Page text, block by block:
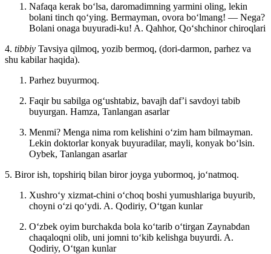
Nafaqa kerak boʻlsa, daromadimning yarmini oling, lekin
bolani tinch qoʻying. Bermayman, ovora boʻlmang! — Nega?
Bolani onaga buyuradi-ku! A. Qahhor, Qoʻshchinor chiroqlari
4. tibbiy Tavsiya qilmoq, yozib bermoq, (dori-darmon, parhez va
shu kabilar haqida).
Parhez buyurmoq.
Faqir bu sabilga ogʻushtabiz, bavajh dafʼi savdoyi tabib
buyurgan. Hamza, Tanlangan asarlar
Menmi? Menga nima rom kelishini oʻzim ham bilmayman.
Lekin doktorlar konyak buyuradilar, mayli, konyak boʻlsin.
Oybek, Tanlangan asarlar
5. Biror ish, topshiriq bilan biror joyga yubormoq, joʻnatmoq.
Xushroʻy xizmat-chini oʻchoq boshi yumushlariga buyurib,
choyni oʻzi qoʻydi. A. Qodiriy, Oʻtgan kunlar
Oʻzbek oyim burchakda bola koʻtarib oʻtirgan Zaynabdan
chaqaloqni olib, uni jomni toʻkib kelishga buyurdi. A.
Qodiriy, Oʻtgan kunlar